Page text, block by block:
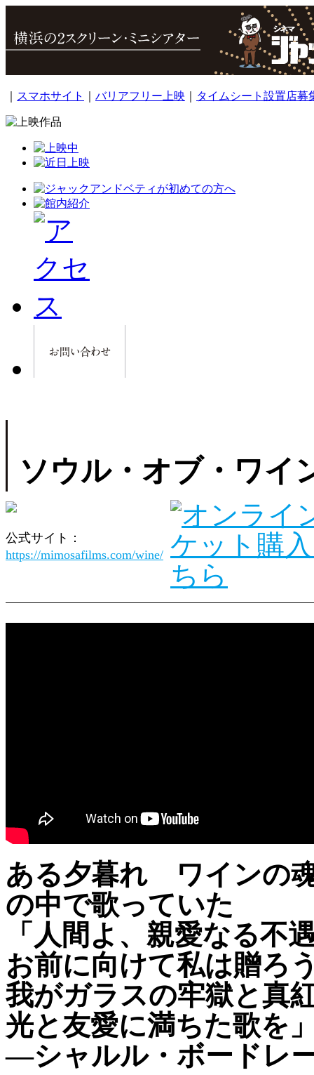
スマホサイト バリアフリー上映 タイムシート設置店募
ソウル・オブ・ワイ
公式サイト：
https://mimosafilms.com/wine/
ある夕暮れ ワインの
の中で歌っていた
「人間よ、親愛なる不
お前に向けて私は贈ろ
我がガラスの牢獄と真
光と友愛に満ちた歌を
―シャルル・ボードレ